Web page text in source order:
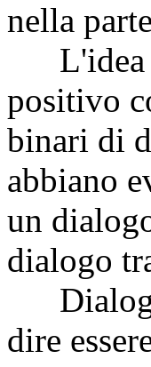
nella
L'idea
positivo
binari di
abbiano
un
dialogo
dire